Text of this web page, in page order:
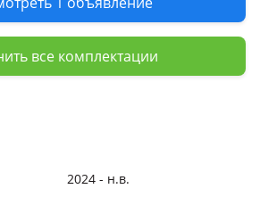
все комплектации
2024 - н.в.